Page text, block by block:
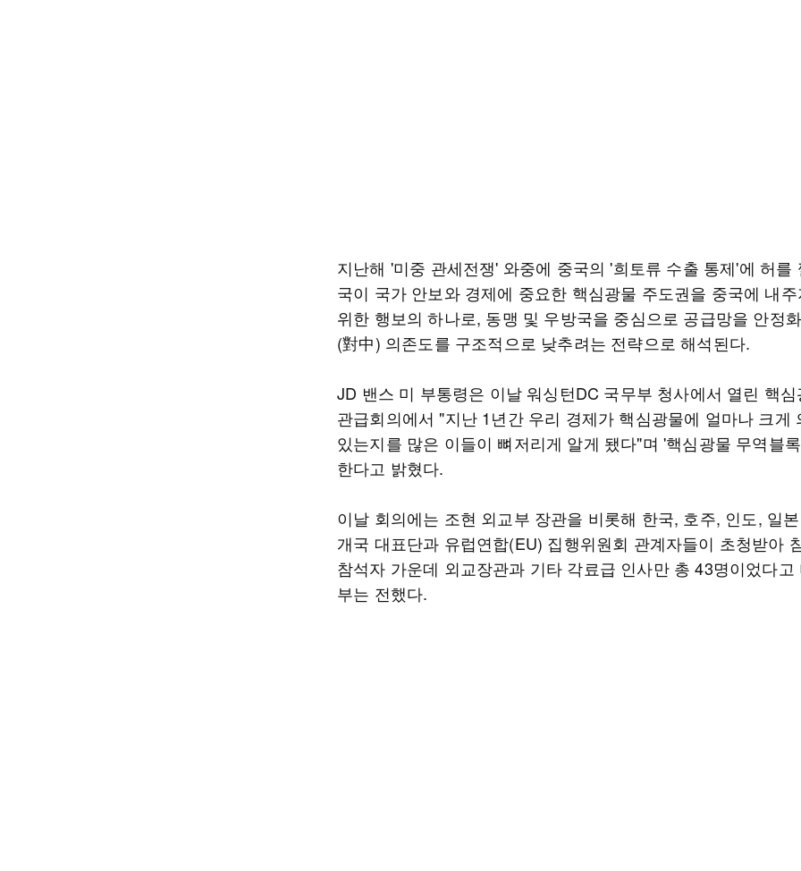
지난해 '미중 관세전쟁' 와중에 중국의 '희토류 수출 통제'에 허를
국이 국가 안보와 경제에 중요한 핵심광물 주도권을 중국에 내주
위한 행보의 하나로, 동맹 및 우방국을 중심으로 공급망을 안정
(對中) 의존도를 구조적으로 낮추려는 전략으로 해석된다.
JD 밴스 미 부통령은 이날 워싱턴DC 국무부 청사에서 열린 핵
관급회의에서 "지난 1년간 우리 경제가 핵심광물에 얼마나 크게
있는지를 많은 이들이 뼈저리게 알게 됐다"며 '핵심광물 무역블
한다고 밝혔다.
이날 회의에는 조현 외교부 장관을 비롯해 한국, 호주, 인도, 일
개국 대표단과 유럽연합(EU) 집행위원회 관계자들이 초청받아
참석자 가운데 외교장관과 기타 각료급 인사만 총 43명이었다고
부는 전했다.